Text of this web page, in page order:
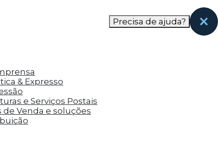
páginas que eles visitaram antes e analisar a
Precisa de ajuda?
& Expresso
e Serviços Postais
de Venda e soluções